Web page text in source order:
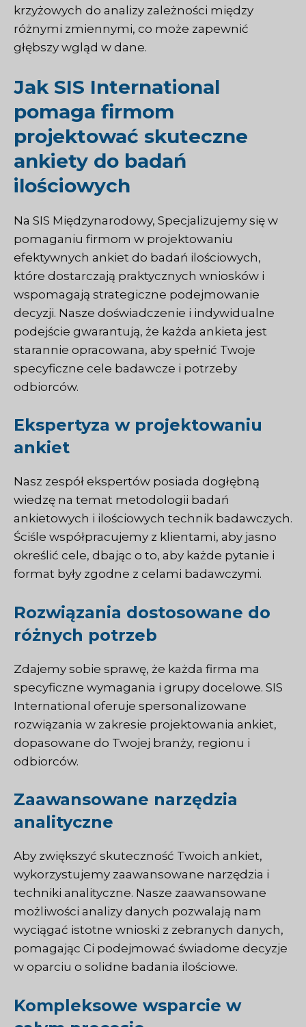
krzyżowych do analizy zależności między
różnymi zmiennymi, co może zapewnić
głębszy wgląd w dane.
Jak SIS International
pomaga firmom
projektować skuteczne
ankiety do badań
ilościowych
Na SIS Międzynarodowy, Specjalizujemy się w
pomaganiu firmom w projektowaniu
efektywnych ankiet do badań ilościowych,
które dostarczają praktycznych wniosków i
wspomagają strategiczne podejmowanie
decyzji. Nasze doświadczenie i indywidualne
podejście gwarantują, że każda ankieta jest
starannie opracowana, aby spełnić Twoje
specyficzne cele badawcze i potrzeby
odbiorców.
Ekspertyza w projektowaniu
ankiet
Nasz zespół ekspertów posiada dogłębną
wiedzę na temat metodologii badań
ankietowych i ilościowych technik badawczych.
Ściśle współpracujemy z klientami, aby jasno
określić cele, dbając o to, aby każde pytanie i
format były zgodne z celami badawczymi.
Rozwiązania dostosowane do
różnych potrzeb
Zdajemy sobie sprawę, że każda firma ma
specyficzne wymagania i grupy docelowe. SIS
International oferuje spersonalizowane
rozwiązania w zakresie projektowania ankiet,
dopasowane do Twojej branży, regionu i
odbiorców.
Zaawansowane narzędzia
analityczne
Aby zwiększyć skuteczność Twoich ankiet,
wykorzystujemy zaawansowane narzędzia i
techniki analityczne. Nasze zaawansowane
możliwości analizy danych pozwalają nam
wyciągać istotne wnioski z zebranych danych,
pomagając Ci podejmować świadome decyzje
w oparciu o solidne badania ilościowe.
Kompleksowe wsparcie w